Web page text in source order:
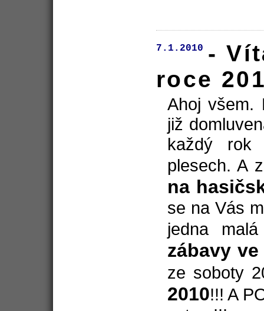
7.1.2010 -
roce
Ahoj všem.
již
každý rok
plesech. A
na
se na Vás
jedna
zábavy
ze soboty
2010!!! A